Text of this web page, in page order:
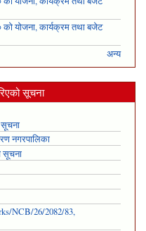
योजना, कार्यक्रम तथा बजेट
अन्य
सूचना
नगरपालिका
सूचना
NCB/26/2082/83,